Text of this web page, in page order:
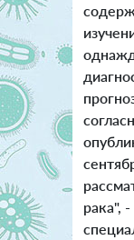
рака",